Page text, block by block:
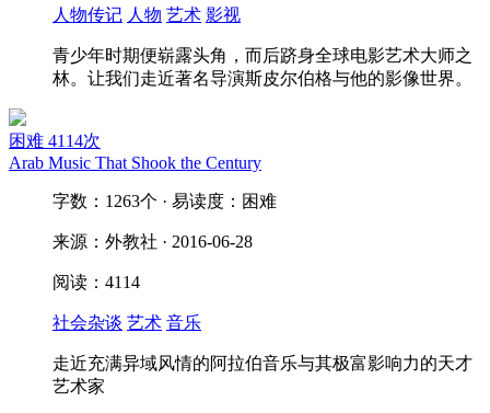
人物传记 人物 艺术 影视
青少年时期便崭露头角，而后跻身全球电影艺术大师之
林。让我们走近著名导演斯皮尔伯格与他的影像世界。
困难 4114次
Arab Music That Shook the Century
字数：1263个 · 易读度：困难
来源：外教社 · 2016-06-28
阅读：4114
社会杂谈 艺术 音乐
走近充满异域风情的阿拉伯音乐与其极富影响力的天才
艺术家